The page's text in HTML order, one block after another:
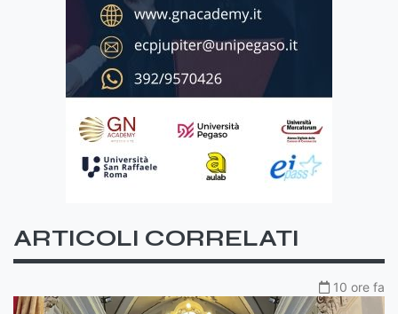
ARTICOLI CORRELATI
10 ore fa